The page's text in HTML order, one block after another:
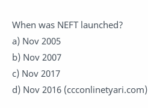
When was NEFT launched?
a) Nov 2005
b) Nov 2007
c) Nov 2017
d) Nov 2016 (ccconlinetyari.com)